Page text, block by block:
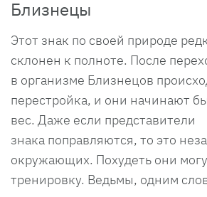
Близнецы
Этот знак по своей природе
склонен к полноте. После
в организме Близнецов
перестройка, и они начинают
вес. Даже если представители
знака поправляются, то это
окружающих. Похудеть они
тренировку. Ведьмы, одним